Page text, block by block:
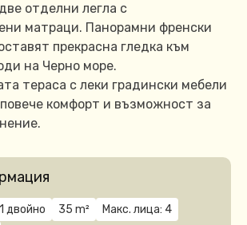
отделни легла с
матраци. Панорамни френски
прекрасна гледка към
на Черно море.
тераса с леки градински мебели
комфорт и възможност за
двойнo 35 m²
Макс. лица: 4